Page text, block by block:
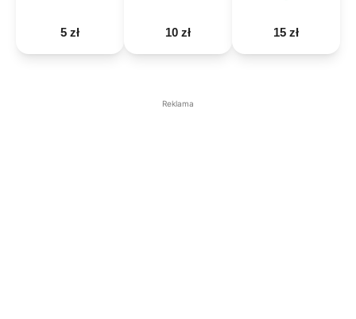
5 zł 10 zł 15 zł
Reklama